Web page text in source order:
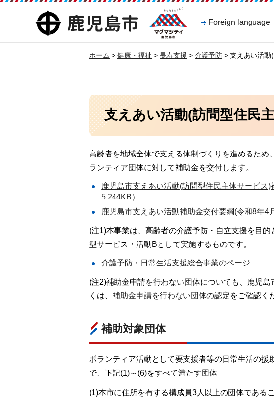
鹿児島市
マグマシティ
鹿児島市
Foreign language
ホーム > 健康・福祉 > 長寿支援 > 介護予防 > 支えあい活動
支えあい活動(訪問型住民
高齢者を地域全体で支える体制づくりを進めるた
ランティア団体に対して補助金を交付します。
鹿児島市支えあい活動(訪問型住民主体サービス
5,244KB）
鹿児島市支えあい活動補助金交付要綱(令和8年4
(注1)本事業は、高齢者の介護予防・自立支援を目
型サービス・活動Bとして実施するものです。
介護予防・日常生活支援総合事業のページ
(注2)補助金申請を行わない団体についても、鹿児
くは、 補助金申請を行わない団体の認定をご確認く
補助対象団体
ボランティア活動として要支援者等の日常生活の
で、下記(1)～(6)をすべて満たす団体
(1)本市に住所を有する構成員3人以上の団体であるこ